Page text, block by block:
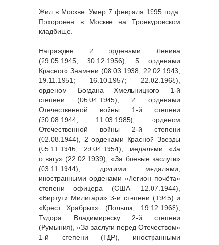
Жил в Москве. Умер 7 февраля 1995 года.
Похоронен в Москве на Троекуровском
кладбище.
Награждён 2 орденами Ленина
(29.05.1945; 30.12.1956), 5 орденами
Красного Знамени (08.03.1938; 22.02.1943;
19.11.1951; 16.10.1957; 22.02.1968),
орденом Богдана Хмельницкого 1-й
степени (06.04.1945), 2 орденами
Отечественной войны 1-й степени
(30.08.1944; 11.03.1985), орденом
Отечественной войны 2-й степени
(02.08.1944), 2 орденами Красной Звезды
(05.11.1946; 29.04.1954), медалями «За
отвагу» (22.02.1939), «За боевые заслуги»
(03.11.1944), другими медалями;
иностранными орденами «Легион почёта»
степени офицера (США; 12.07.1944),
«Виртути Милитари» 3-й степени (1945) и
«Крест Храбрых» (Польша; 19.12.1968),
Тудора Владимиреску 2-й степени
(Румыния), «За заслуги перед Отечеством»
1-й степени (ГДР), иностранными